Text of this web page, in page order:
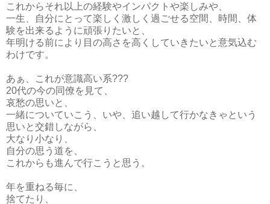
これからそれ以上の経験やインパクトや楽しみや、
一生、自分にとって楽しく激しく過ごせる空間、時間、体
験を出来るように頑張りたいと、
年明ける前により目の高さを高くしていきたいと意気込む
わけです。
あぁ、これが意識高い系???
20代の今の同僚を見て、
哀愁の思いと、
一緒についていこう、いや、追い越して行かなきゃという
思いと交錯しながら、
大なり小なり、
自分の思う道を、
これからも進んで行こうと思う。
年を重ねる毎に、
捨てたり、